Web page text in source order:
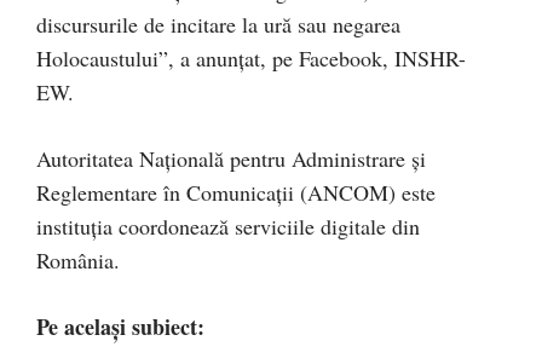
discursurile de incitare la ură sau negarea
Holocaustului”, a anunțat, pe Facebook, INSHR-
EW.
Autoritatea Națională pentru Administrare și
Reglementare în Comunicații (ANCOM) este
instituția coordonează serviciile digitale din
România.
Pe același subiect: